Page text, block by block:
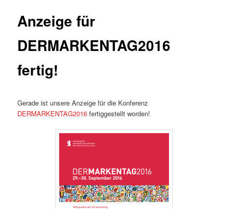
Anzeige für
DERMARKENTAG2016
fertig!
Gerade ist unsere Anzeige für die Konferenz
DERMARKENTAG2016 fertiggestellt worden!